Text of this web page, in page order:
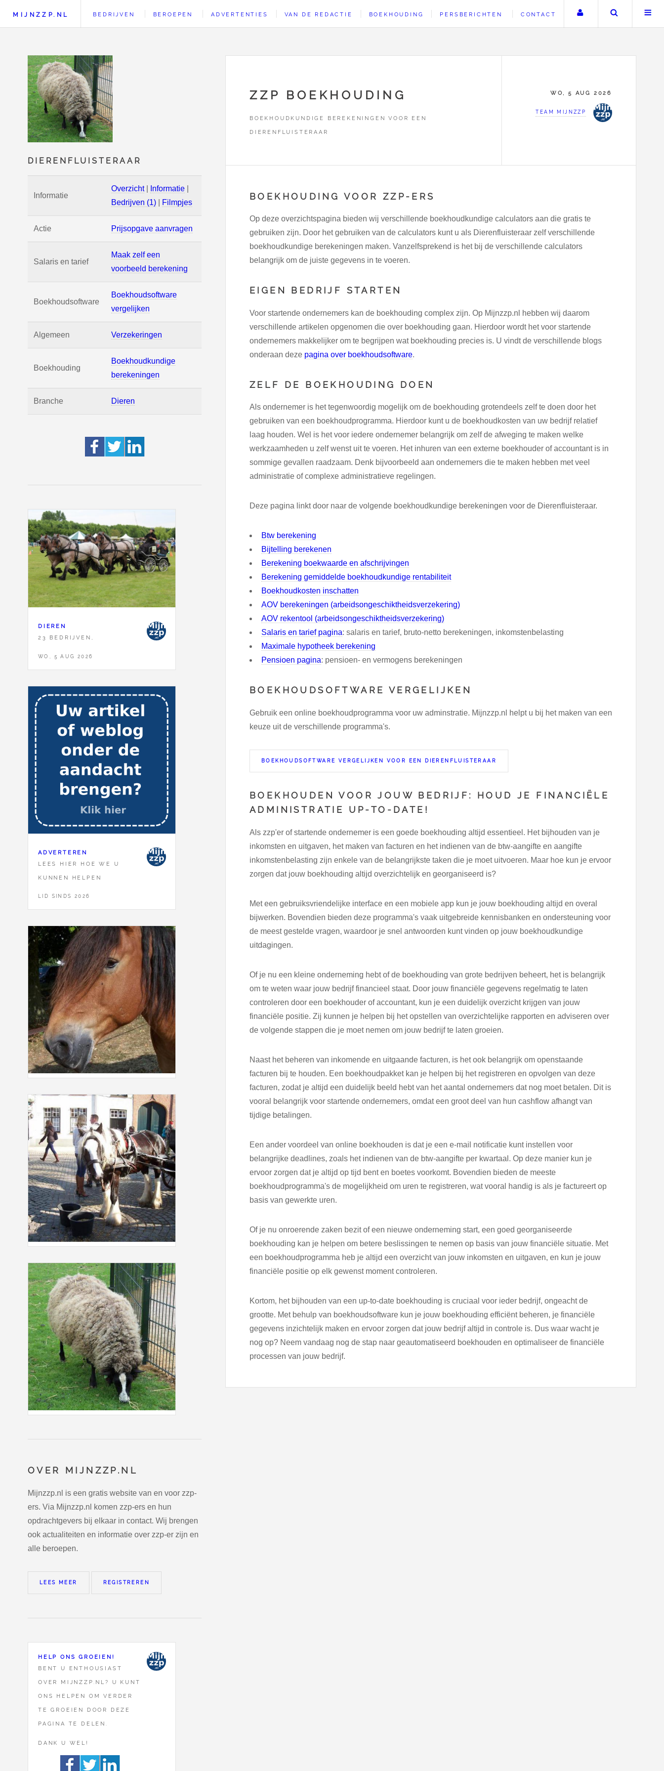
DIERENFLUISTERAAR
Informatie
Overzicht| Informatie
Bedrijven (1)
Filmpjes
Actie Prijsopgave aanvragen
Salaris en tarief
Maak zelf een
voorbeeld berekening
Boekhoudsoftware
Boekhoudsoftware
vergelijken
Algemeen Verzekeringen
Boekhouding
Boekhoudkundige
berekeningen
Branche Dieren
DIEREN
23 BEDRIJVEN,
WO, 5 AUG 2026
ADVERTEREN
LEES HIER HOE WE U
KUNNEN HELPEN
LID SINDS 2026
OVER MIJNZZP.NL
Mijnzzp.nl is een gratis website van en voor zzp-
ers. Via Mijnzzp.nl komen zzp-ers en hun
opdrachtgevers bij elkaar in contact. Wij brengen
ook actualiteiten en informatie over zzp-er zijn en
alle beroepen.
LEES MEER REGISTREREN
HELP ONS GROEIEN!
BENT U ENTHOUSIAST
OVER MIJNZZP.NL? U KUNT
ONS HELPEN OM VERDER
TE GROEIEN DOOR DEZE
PAGINA TE DELEN.
DANK U WEL!
MIJNZZP.NL BEDRIJVEN BEROEPEN ADVERTENTIES VAN DE REDACTIE BOEKHOUDING PERSBERICHTEN CONTACT Uw accountZoeken
ZZP BOEKHOUDING
BOEKHOUDKUNDIGE BEREKENINGEN VOOR EEN
DIERENFLUISTERAAR
WO, 5 AUG 2026
TEAM MIJNZZP
BOEKHOUDING VOOR ZZP-ERS
Op deze overzichtspagina bieden wij verschillende boekhoudkundige calculators aan die gratis te
gebruiken zijn. Door het gebruiken van de calculators kunt u als Dierenfluisteraar zelf verschillende
boekhoudkundige berekeningen maken. Vanzelfsprekend is het bij de verschillende calculators
belangrijk om de juiste gegevens in te voeren.
EIGEN BEDRIJF STARTEN
Voor startende ondernemers kan de boekhouding complex zijn. Op Mijnzzp.nl hebben wij daarom
verschillende artikelen opgenomen die over boekhouding gaan. Hierdoor wordt het voor startende
ondernemers makkelijker om te begrijpen wat boekhouding precies is. U vindt de verschillende blogs
onderaan deze pagina over boekhoudsoftware.
ZELF DE BOEKHOUDING DOEN
Als ondernemer is het tegenwoordig mogelijk om de boekhouding grotendeels zelf te doen door het
gebruiken van een boekhoudprogramma. Hierdoor kunt u de boekhoudkosten van uw bedrijf relatief
laag houden. Wel is het voor iedere ondernemer belangrijk om zelf de afweging te maken welke
werkzaamheden u zelf wenst uit te voeren. Het inhuren van een externe boekhouder of accountant is in
sommige gevallen raadzaam. Denk bijvoorbeeld aan ondernemers die te maken hebben met veel
administratie of complexe administratieve regelingen.
Deze pagina linkt door naar de volgende boekhoudkundige berekeningen voor de Dierenfluisteraar.
Btw berekening
Bijtelling berekenen
Berekening boekwaarde en afschrijvingen
Berekening gemiddelde boekhoudkundige rentabiliteit
Boekhoudkosten inschatten
AOV berekeningen (arbeidsongeschiktheidsverzekering)
AOV rekentool (arbeidsongeschiktheidsverzekering)
Salaris en tarief pagina: salaris en tarief, bruto-netto berekeningen, inkomstenbelasting
Maximale hypotheek berekening
Pensioen pagina: pensioen- en vermogens berekeningen
BOEKHOUDSOFTWARE VERGELIJKEN
Gebruik een online boekhoudprogramma voor uw adminstratie. Mijnzzp.nl helpt u bij het maken van een
keuze uit de verschillende programma's.
BOEKHOUDSOFTWARE VERGELIJKEN VOOR EEN DIERENFLUISTERAAR
BOEKHOUDEN VOOR JOUW BEDRIJF: HOUD JE FINANCIËLE
ADMINISTRATIE UP-TO-DATE!
Als zzp'er of startende ondernemer is een goede boekhouding altijd essentieel. Het bijhouden van je
inkomsten en uitgaven, het maken van facturen en het indienen van de btw-aangifte en aangifte
inkomstenbelasting zijn enkele van de belangrijkste taken die je moet uitvoeren. Maar hoe kun je ervoor
zorgen dat jouw boekhouding altijd overzichtelijk en georganiseerd is?
Met een gebruiksvriendelijke interface en een mobiele app kun je jouw boekhouding altijd en overal
bijwerken. Bovendien bieden deze programma's vaak uitgebreide kennisbanken en ondersteuning voor
de meest gestelde vragen, waardoor je snel antwoorden kunt vinden op jouw boekhoudkundige
uitdagingen.
Of je nu een kleine onderneming hebt of de boekhouding van grote bedrijven beheert, het is belangrijk
om te weten waar jouw bedrijf financieel staat. Door jouw financiële gegevens regelmatig te laten
controleren door een boekhouder of accountant, kun je een duidelijk overzicht krijgen van jouw
financiële positie. Zij kunnen je helpen bij het opstellen van overzichtelijke rapporten en adviseren over
de volgende stappen die je moet nemen om jouw bedrijf te laten groeien.
Naast het beheren van inkomende en uitgaande facturen, is het ook belangrijk om openstaande
facturen bij te houden. Een boekhoudpakket kan je helpen bij het registreren en opvolgen van deze
facturen, zodat je altijd een duidelijk beeld hebt van het aantal ondernemers dat nog moet betalen. Dit is
vooral belangrijk voor startende ondernemers, omdat een groot deel van hun cashflow afhangt van
tijdige betalingen.
Een ander voordeel van online boekhouden is dat je een e-mail notificatie kunt instellen voor
belangrijke deadlines, zoals het indienen van de btw-aangifte per kwartaal. Op deze manier kun je
ervoor zorgen dat je altijd op tijd bent en boetes voorkomt. Bovendien bieden de meeste
boekhoudprogramma's de mogelijkheid om uren te registreren, wat vooral handig is als je factureert op
basis van gewerkte uren.
Of je nu onroerende zaken bezit of een nieuwe onderneming start, een goed georganiseerde
boekhouding kan je helpen om betere beslissingen te nemen op basis van jouw financiële situatie. Met
een boekhoudprogramma heb je altijd een overzicht van jouw inkomsten en uitgaven, en kun je jouw
financiële positie op elk gewenst moment controleren.
Kortom, het bijhouden van een up-to-date boekhouding is cruciaal voor ieder bedrijf, ongeacht de
grootte. Met behulp van boekhoudsoftware kun je jouw boekhouding efficiënt beheren, je financiële
gegevens inzichtelijk maken en ervoor zorgen dat jouw bedrijf altijd in controle is. Dus waar wacht je
nog op? Neem vandaag nog de stap naar geautomatiseerd boekhouden en optimaliseer de financiële
processen van jouw bedrijf.